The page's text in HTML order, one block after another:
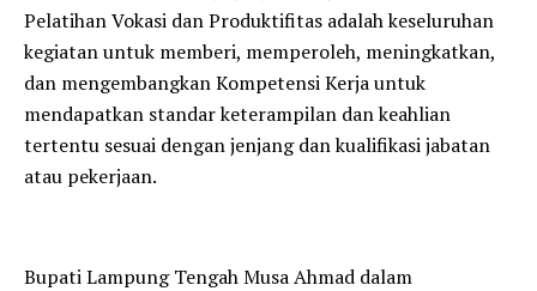
Pelatihan Vokasi dan Produktifitas adalah keseluruhan
kegiatan untuk memberi, memperoleh, meningkatkan,
dan mengembangkan Kompetensi Kerja untuk
mendapatkan standar keterampilan dan keahlian
tertentu sesuai dengan jenjang dan kualifikasi jabatan
atau pekerjaan.
Bupati Lampung Tengah Musa Ahmad dalam